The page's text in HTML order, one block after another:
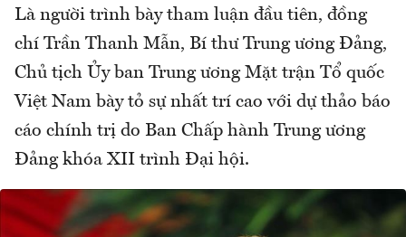
Là người trình bày tham luận đầu tiên, đồng
chí Trần Thanh Mẫn, Bí thư Trung ương Đảng,
Chủ tịch Ủy ban Trung ương Mặt trận Tổ quốc
Việt Nam bày tỏ sự nhất trí cao với dự thảo báo
cáo chính trị do Ban Chấp hành Trung ương
Đảng khóa XII trình Đại hội.